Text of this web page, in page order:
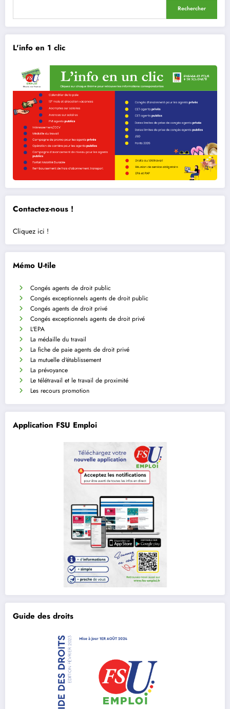
Rechercher
L'info en 1 clic
Contactez-nous !
Cliquez ici !
Mémo U-tile
Congés agents de droit public
Congés exceptionnels agents de droit public
Congés agents de droit privé
Congés exceptionnels agents de droit privé
L'EPA
La médaille du travail
La fiche de paie agents de droit privé
La mutuelle d'établissement
La prévoyance
Le télétravail et le travail de proximité
Les recours promotion
Application FSU Emploi
Guide des droits